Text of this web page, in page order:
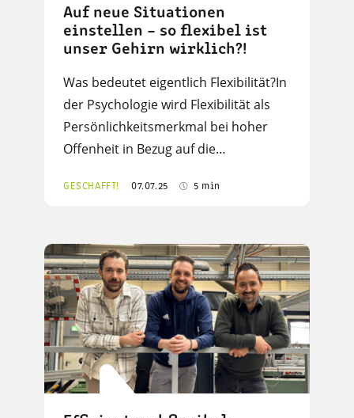
Auf neue Situationen
einstellen – so flexibel ist
unser Gehirn wirklich?!
Was bedeutet eigentlich Flexibilität?In
der Psychologie wird Flexibilität als
Persönlichkeitsmerkmal bei hoher
Offenheit in Bezug auf die…
GESCHAFFT! 07.07.25 5 min